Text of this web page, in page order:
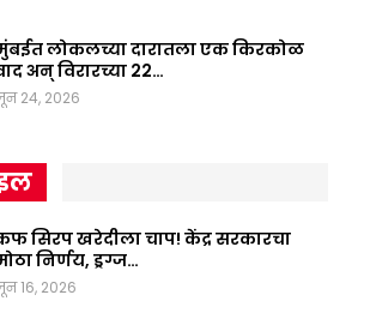
लोकलच्या दारातला एक किरकोळ
अन् विरारच्या 22…
24, 2026
सिरप खरेदीला चाप! केंद्र सरकारचा
निर्णय, ड्रग्ज…
16, 2026